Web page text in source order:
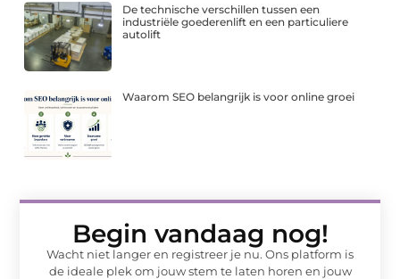
De technische verschillen tussen een
industriële goederenlift en een particuliere
autolift
Waarom SEO belangrijk is voor online groei
Begin vandaag nog!
Wacht niet langer en registreer je nu. Ons platform is
de ideale plek om jouw stem te laten horen en jouw